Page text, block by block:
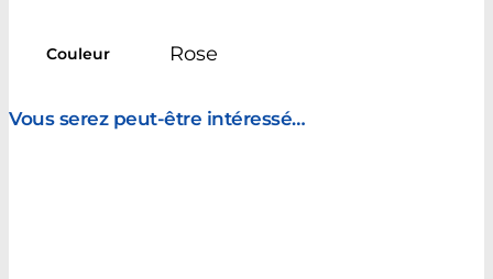
Couleur Rose
Vous serez peut-être intéressé…